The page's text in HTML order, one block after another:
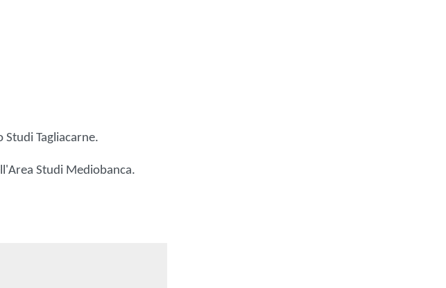
Tagliacarne.
Studi Mediobanca.